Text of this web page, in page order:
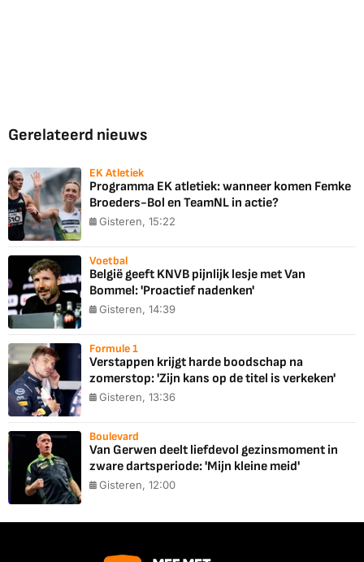
Gerelateerd nieuws
EK Atletiek
Programma EK atletiek: wanneer komen Femke
Broeders-Bol en TeamNL in actie?
Gisteren, 15:22
Voetbal
België geeft KNVB pijnlijk lesje met Van
Bommel: 'Proactief nadenken'
Gisteren, 14:39
Formule 1
Verstappen krijgt harde boodschap na
zomerstop: 'Zijn kans op de titel is verkeken'
Gisteren, 13:36
Boulevard
Van Gerwen deelt liefdevol gezinsmoment in
zware dartsperiode: 'Mijn kleine meid'
Gisteren, 12:00